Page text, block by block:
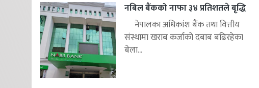
नबिल बैंकको नाफा ३४ प्रतिशतले बृद्धि
नेपालका अधिकांश बैंक तथा वित्तीय
संस्थामा खराब कर्जाको दबाब बढिरहेका
बेला...